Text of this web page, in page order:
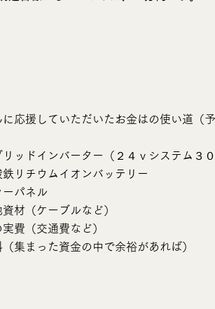
に応援していただいたお金はの使い道（
リッドインバーター（２４ｖシステム３
鉄リチウムイオンバッテリー
ーパネル
資材（ケーブルなど）
実費（交通費など）
（集まった資金の中で余裕があれば）